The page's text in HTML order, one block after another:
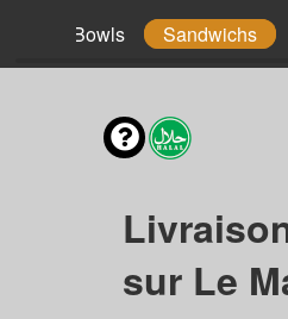
Bowls Sandwichs
sur Le